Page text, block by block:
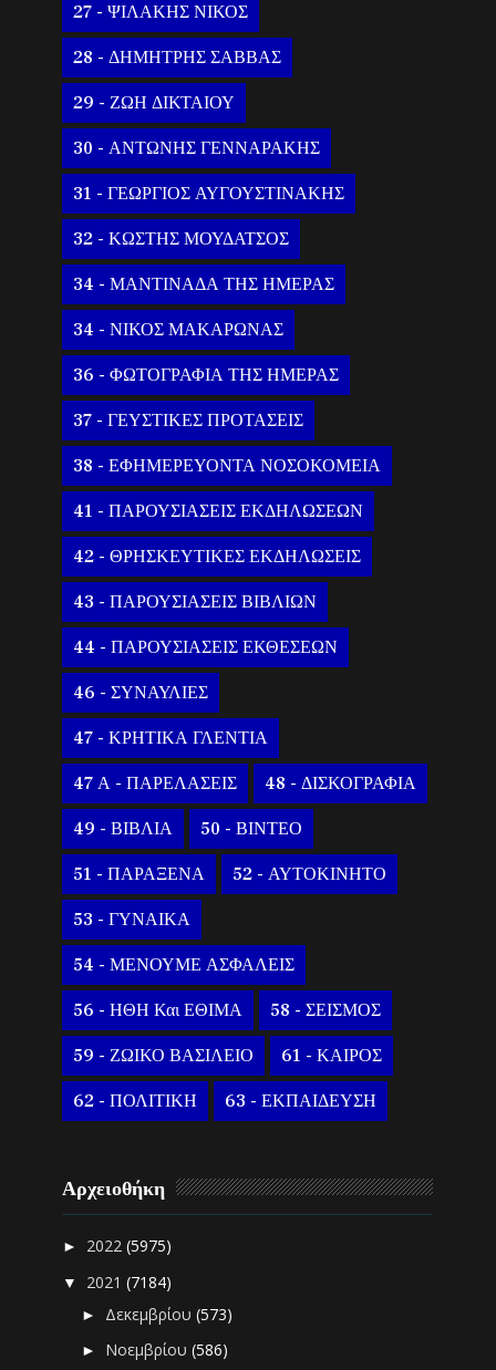
27 - ΨΙΛΑΚΗΣ ΝΙΚΟΣ
28 - ΔΗΜΗΤΡΗΣ ΣΑΒΒΑΣ
29 - ΖΩΗ ΔΙΚΤΑΙΟΥ
30 - ΑΝΤΩΝΗΣ ΓΕΝΝΑΡΑΚΗΣ
31 - ΓΕΩΡΓΙΟΣ ΑΥΓΟΥΣΤΙΝΑΚΗΣ
32 - ΚΩΣΤΗΣ ΜΟΥΔΑΤΣΟΣ
34 - ΜΑΝΤΙΝΑΔΑ ΤΗΣ ΗΜΕΡΑΣ
34 - ΝΙΚΟΣ ΜΑΚΑΡΩΝΑΣ
36 - ΦΩΤΟΓΡΑΦΙΑ ΤΗΣ ΗΜΕΡΑΣ
37 - ΓΕΥΣΤΙΚΕΣ ΠΡΟΤΑΣΕΙΣ
38 - ΕΦΗΜΕΡΕΥΟΝΤΑ ΝΟΣΟΚΟΜΕΙΑ
41 - ΠΑΡΟΥΣΙΑΣΕΙΣ ΕΚΔΗΛΩΣΕΩΝ
42 - ΘΡΗΣΚΕΥΤΙΚΕΣ ΕΚΔΗΛΩΣΕΙΣ
43 - ΠΑΡΟΥΣΙΑΣΕΙΣ ΒΙΒΛΙΩΝ
44 - ΠΑΡΟΥΣΙΑΣΕΙΣ ΕΚΘΕΣΕΩΝ
46 - ΣΥΝΑΥΛΙΕΣ
47 - ΚΡΗΤΙΚΑ ΓΛΕΝΤΙΑ
47 Α - ΠΑΡΕΛΑΣΕΙΣ 48 - ΔΙΣΚΟΓΡΑΦΙΑ
49 - ΒΙΒΛΙΑ 50 - ΒΙΝΤΕΟ
51 - ΠΑΡΑΞΕΝΑ 52 - ΑΥΤΟΚΙΝΗΤΟ
53 - ΓΥΝΑΙΚΑ
54 - ΜΕΝΟΥΜΕ ΑΣΦΑΛΕΙΣ
56 - ΗΘΗ Και ΕΘΙΜΑ 58 - ΣΕΙΣΜΟΣ
59 - ΖΩΙΚΟ ΒΑΣΙΛΕΙΟ 61 - ΚΑΙΡΟΣ
62 - ΠΟΛΙΤΙΚΗ 63 - ΕΚΠΑΙΔΕΥΣΗ
Αρχειοθήκη
► 2022(5975)
▼ 2021(7184)
► Δεκεμβρίου(573)
► Νοεμβρίου(586)